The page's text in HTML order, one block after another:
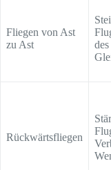
Fliegen von Ast
zu Ast
des
Rückwärtsfliegen